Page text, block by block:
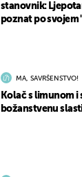
stanovnik:
poznat po
MA, SAVRŠENSTVO!
Kolač s limunom i
božanstvenu